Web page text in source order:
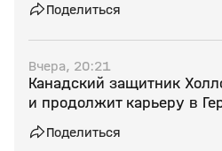
Поделиться
Вчера, 20:21
Канадский защитник
и продолжит карьеру в
Поделиться